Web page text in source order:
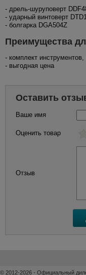
- дрель-шуруповерт
- ударный винтоверт
- болгарка DGA504Z
Преимущества
- комплект
- выгодная цена
Оставить
Ваше имя
Оценить товар
Отзыв
© 2012-2026 - Официальный